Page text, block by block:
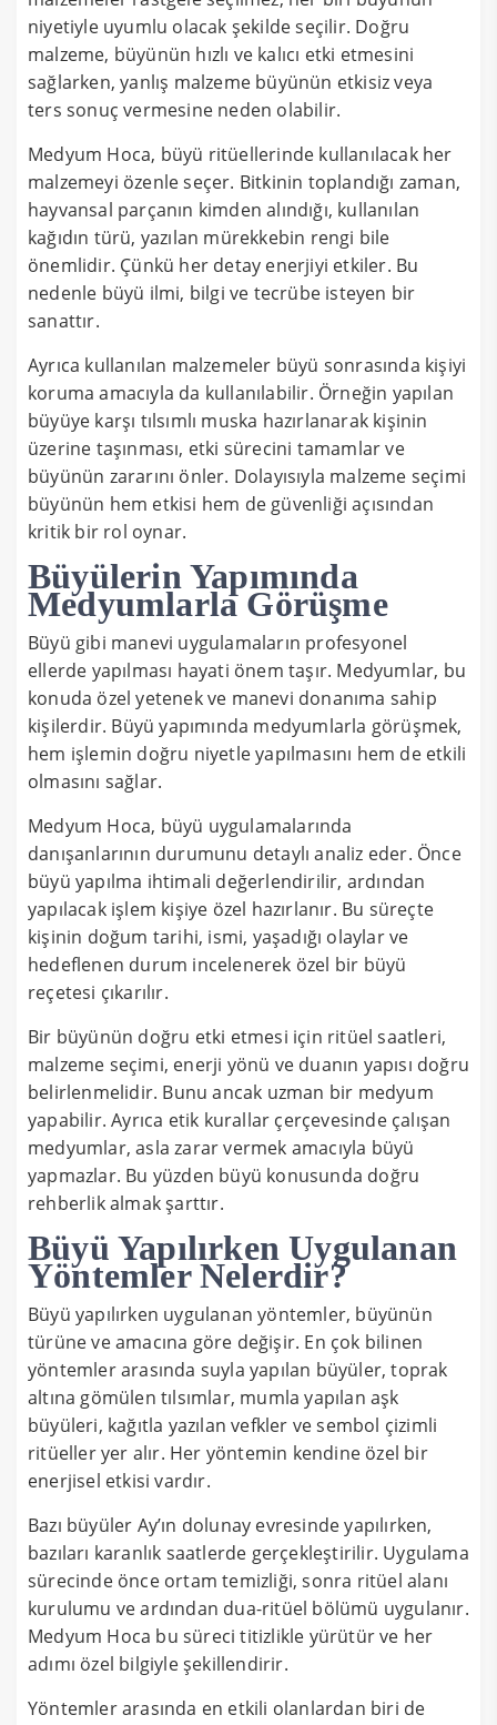
niyetiyle uyumlu olacak şekilde seçilir. Doğru
malzeme, büyünün hızlı ve kalıcı etki etmesini
sağlarken, yanlış malzeme büyünün etkisiz veya
ters sonuç vermesine neden olabilir.
Medyum Hoca, büyü ritüellerinde kullanılacak her
malzemeyi özenle seçer. Bitkinin toplandığı zaman,
hayvansal parçanın kimden alındığı, kullanılan
kağıdın türü, yazılan mürekkebin rengi bile
önemlidir. Çünkü her detay enerjiyi etkiler. Bu
nedenle büyü ilmi, bilgi ve tecrübe isteyen bir
sanattır.
Ayrıca kullanılan malzemeler büyü sonrasında kişiyi
koruma amacıyla da kullanılabilir. Örneğin yapılan
büyüye karşı tılsımlı muska hazırlanarak kişinin
üzerine taşınması, etki sürecini tamamlar ve
büyünün zararını önler. Dolayısıyla malzeme seçimi
büyünün hem etkisi hem de güvenliği açısından
kritik bir rol oynar.
Büyülerin Yapımında
Medyumlarla Görüşme
Büyü gibi manevi uygulamaların profesyonel
ellerde yapılması hayati önem taşır. Medyumlar, bu
konuda özel yetenek ve manevi donanıma sahip
kişilerdir. Büyü yapımında medyumlarla görüşmek,
hem işlemin doğru niyetle yapılmasını hem de etkili
olmasını sağlar.
Medyum Hoca, büyü uygulamalarında
danışanlarının durumunu detaylı analiz eder. Önce
büyü yapılma ihtimali değerlendirilir, ardından
yapılacak işlem kişiye özel hazırlanır. Bu süreçte
kişinin doğum tarihi, ismi, yaşadığı olaylar ve
hedeflenen durum incelenerek özel bir büyü
reçetesi çıkarılır.
Bir büyünün doğru etki etmesi için ritüel saatleri,
malzeme seçimi, enerji yönü ve duanın yapısı doğru
belirlenmelidir. Bunu ancak uzman bir medyum
yapabilir. Ayrıca etik kurallar çerçevesinde çalışan
medyumlar, asla zarar vermek amacıyla büyü
yapmazlar. Bu yüzden büyü konusunda doğru
rehberlik almak şarttır.
Büyü Yapılırken Uygulanan
Yöntemler Nelerdir?
Büyü yapılırken uygulanan yöntemler, büyünün
türüne ve amacına göre değişir. En çok bilinen
yöntemler arasında suyla yapılan büyüler, toprak
altına gömülen tılsımlar, mumla yapılan aşk
büyüleri, kağıtla yazılan vefkler ve sembol çizimli
ritüeller yer alır. Her yöntemin kendine özel bir
enerjisel etkisi vardır.
Bazı büyüler Ay’ın dolunay evresinde yapılırken,
bazıları karanlık saatlerde gerçekleştirilir. Uygulama
sürecinde önce ortam temizliği, sonra ritüel alanı
kurulumu ve ardından dua-ritüel bölümü uygulanır.
Medyum Hoca bu süreci titizlikle yürütür ve her
adımı özel bilgiyle şekillendirir.
Yöntemler arasında en etkili olanlardan biri de